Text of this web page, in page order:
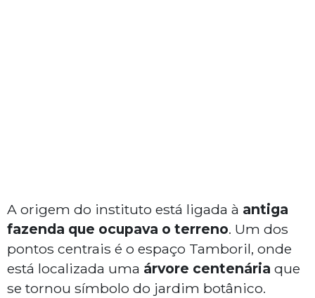
A origem do instituto está ligada à antiga
fazenda que ocupava o terreno. Um dos
pontos centrais é o espaço Tamboril, onde
está localizada uma árvore centenária que
se tornou símbolo do jardim botânico.